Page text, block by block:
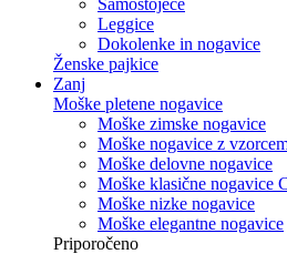
Samostoječe
Leggice
Dokolenke in nogavice
Ženske pajkice
Zanj
Moške pletene nogavice
Moške zimske nogavice
Moške nogavice z
Moške delovne nogavice
Moške klasične nogavice
Moške nizke nogavice
Moške elegantne nogavice
Priporočeno